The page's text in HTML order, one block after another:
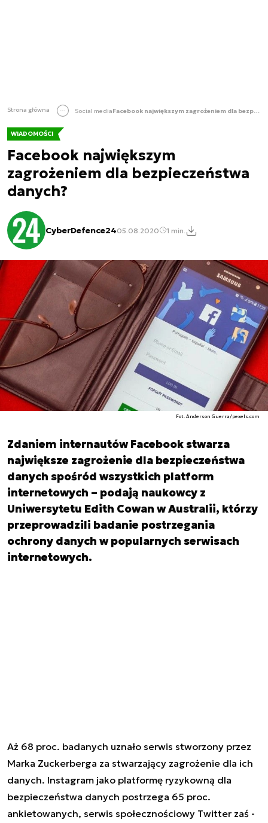
Strona główna Social media Facebook największym zagrożeniem dla bezpieczeństwa danych?
WIADOMOŚCI
Facebook największym
zagrożeniem dla bezpieczeństwa
danych?
CyberDefence2405.08.2020 1 min.
Fot. Anderson Guerra/pexels.com
Zdaniem internautów Facebook stwarza
największe zagrożenie dla bezpieczeństwa
danych spośród wszystkich platform
internetowych – podają naukowcy z
Uniwersytetu Edith Cowan w Australii, którzy
przeprowadzili badanie postrzegania
ochrony danych w popularnych serwisach
internetowych.
Aż 68 proc. badanych uznało serwis stworzony przez
Marka Zuckerberga za stwarzający zagrożenie dla ich
danych. Instagram jako platformę ryzykowną dla
bezpieczeństwa danych postrzega 65 proc.
ankietowanych, serwis społecznościowy Twitter zaś -